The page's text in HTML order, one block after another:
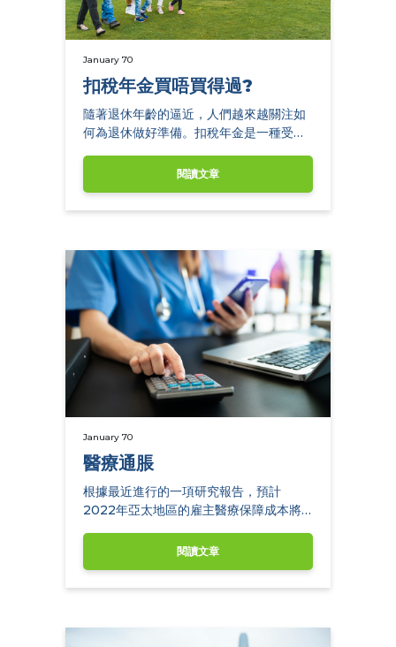
January 70
扣稅年金買唔買得過?
隨著退休年齡的逼近，人們越來越關注如
何為退休做好準備。扣稅年金是一種受到
閱讀文章
January 70
醫療通脹
根據最近進行的一項研究報告，預計
2022年亞太地區的雇主醫療保障成本將
閱讀文章